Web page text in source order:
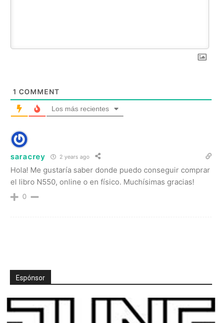
1 COMMENT
Los más recientes
saracrey 2 years ago
Hola! Me gustaría saber donde puedo conseguir comprar
el libro N550, online o en físico. Muchísimas gracias!
0
Espónsor